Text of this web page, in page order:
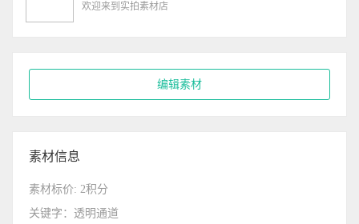
欢迎来到实拍素材店
编辑素材
素材信息
素材标价: 2积分
关键字：透明通道